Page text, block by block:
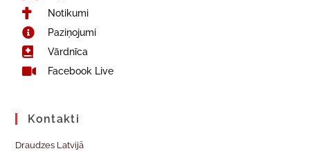
Notikumi
Paziņojumi
Vārdnīca
Facebook Live
Kontakti
Draudzes Latvijā